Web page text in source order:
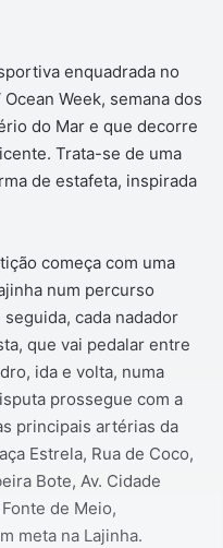
enquadrada no
Week, semana dos
do Mar e que decorre
Trata-se de uma
de estafeta, inspirada
começa com uma
num percurso
cada nadador
que vai pedalar entre
ida e volta, numa
prossegue com a
principais artérias da
Estrela, Rua de Coco,
Bote, Av. Cidade
de Meio,
meta na Lajinha.